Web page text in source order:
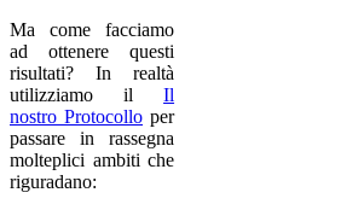
Ma come facciamo
ad ottenere questi
risultati? In realtà
utilizziamo ilIl
nostro Protocollo per
passare in rassegna
molteplici ambiti che
riguradano: